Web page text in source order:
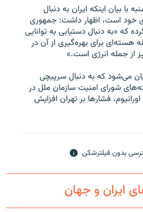
با بیان اینکه ایران به دنبال
خود است، اظهار داشت: جمهوری
که «به دنبال دستیابی به توانایی
هسته‌ای برای بهره‌گیری از آن در
از جمله انرژی است.»
می‌شود که به دنبال سرپیچی
شورای امنیت سازمان ملل در
فشارها بر تهران افزایش
بدون فیلترشکن
ایران و جهان